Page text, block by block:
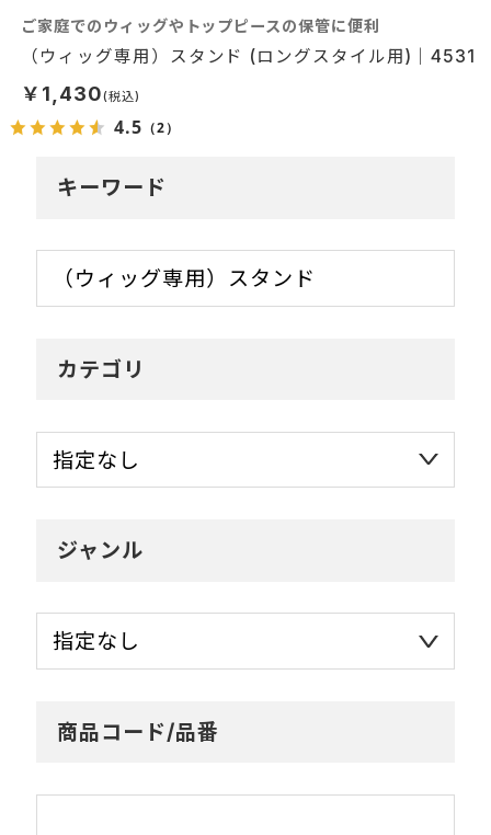
（ウィッグ専用）スタンド (ロングスタイル用)｜4531
ご家庭でのウィッグやトップピースの保管に便利
￥1,430
4.5 （2）
キーワード
カテゴリ
ジャンル
商品コード/品番